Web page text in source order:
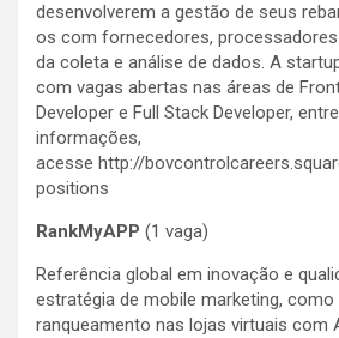
desenvolverem a gestão de seus
os com fornecedores,
da coleta e análise de dados. A
com vagas abertas nas áreas de
Developer e Full Stack Developer,
informações,
acesse http://
positions
RankMyAPP (1 vaga)
Referência global em inovação e
estratégia de mobile marketing,
ranqueamento nas lojas virtuais com